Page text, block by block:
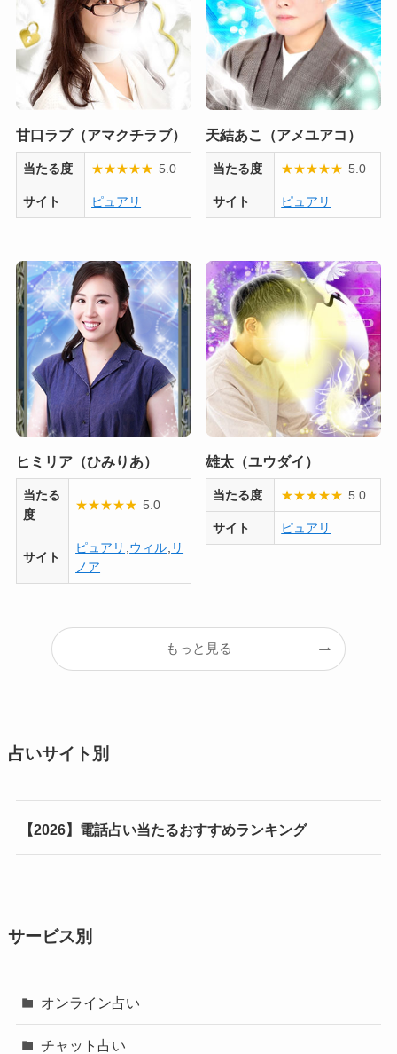
甘口ラブ（アマクチラブ）
当たる度 ★★★★★ 5.0
サイト ピュアリ
天結あこ（アメユアコ）
当たる度 ★★★★★ 5.0
サイト ピュアリ
ヒミリア（ひみりあ）
当たる
度
★★★★★ 5.0
サイト
ピュアリ ,ウィル, リ
ノア
雄太（ユウダイ）
当たる度 ★★★★★ 5.0
サイト ピュアリ
もっと見る
占いサイト別
【2026】電話占い当たるおすすめランキング
サービス別
オンライン占い
チャット占い